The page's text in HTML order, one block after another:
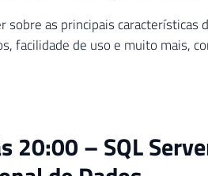
sobre as principais
facilidade de uso e muito mais,
20:00 – SQL